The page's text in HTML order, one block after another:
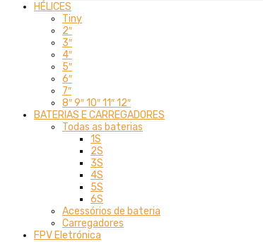
HÉLICES
Tiny
2″
3″
4″
5″
6″
7″
8″ 9″ 10″ 11″ 12″
BATERIAS E CARREGADORES
Todas as baterias
1S
2S
3S
4S
5S
6S
Acessórios de bateria
Carregadores
FPV Eletrónica